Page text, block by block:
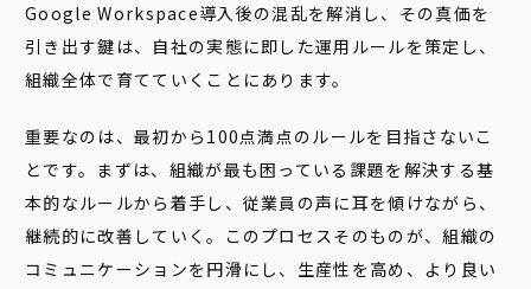
Google Workspace導入後の混乱を解消し、その真価を
引き出す鍵は、自社の実態に即した運用ルールを策定し、
組織全体で育てていくことにあります。
重要なのは、最初から100点満点のルールを目指さないこ
とです。まずは、組織が最も困っている課題を解決する基
本的なルールから着手し、従業員の声に耳を傾けながら、
継続的に改善していく。このプロセスそのものが、組織の
コミュニケーションを円滑にし、生産性を高め、より良い